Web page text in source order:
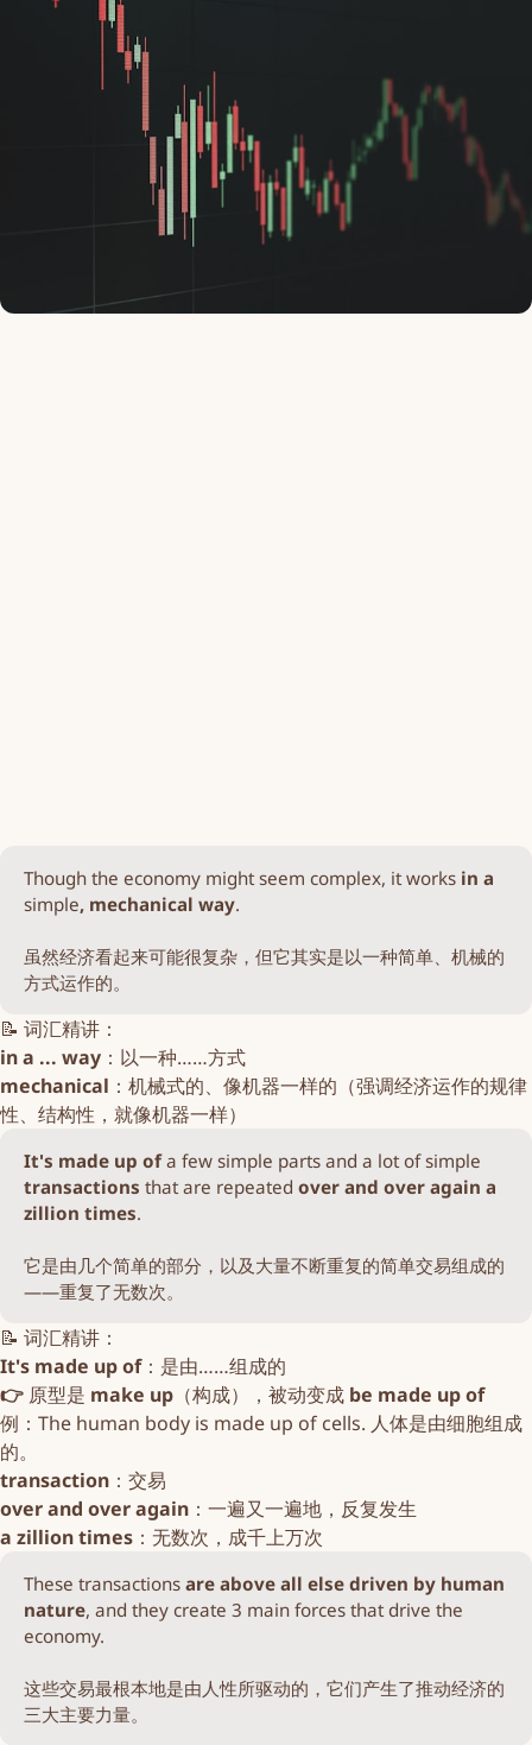
Though the economy might seem complex, it works
simple, mechanical way.
虽然经济看起来可能很复杂，但它其实是以一种简单、机械的
方式运作的。
📝 词汇精讲：
in a ... way ：以一种……方式
mechanical ：机械式的、像机器一样的（强调经济运作的规律
性、结构性，就像机器一样）
It's made up of a few simple parts and a lot of simple
transactions that are repeated over and over again a
zillion times.
它是由几个简单的部分，以及大量不断重复的简单交易组成的
——重复了无数次。
📝 词汇精讲：
It's made up of：是由……组成的
👉 原型是 make up （构成），被动变成 be made up of
例：The human body is made up of cells. 人体是由细胞组成
的。
transaction ：交易
over and over again ：一遍又一遍地，反复发生
a zillion times ：无数次，成千上万次
These transactions are above all else driven by human
nature, and they create 3 main forces that drive the
economy.
这些交易最根本地是由人性所驱动的，它们产生了推动经济的
三大主要力量。